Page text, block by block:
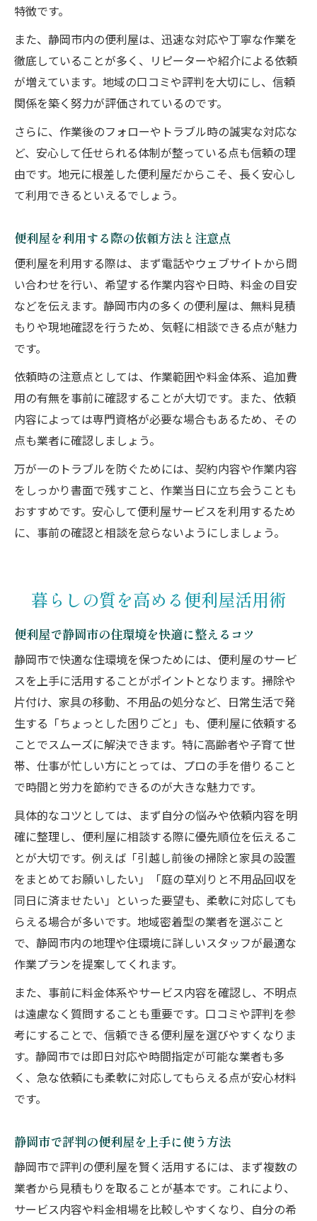
特徴です。
また、静岡市内の便利屋は、迅速な対応や丁寧な作業を
徹底していることが多く、リピーターや紹介による依頼
が増えています。地域の口コミや評判を大切にし、信頼
関係を築く努力が評価されているのです。
さらに、作業後のフォローやトラブル時の誠実な対応な
ど、安心して任せられる体制が整っている点も信頼の理
由です。地元に根差した便利屋だからこそ、長く安心し
て利用できるといえるでしょう。
便利屋を利用する際の依頼方法と注意点
便利屋を利用する際は、まず電話やウェブサイトから問
い合わせを行い、希望する作業内容や日時、料金の目安
などを伝えます。静岡市内の多くの便利屋は、無料見積
もりや現地確認を行うため、気軽に相談できる点が魅力
です。
依頼時の注意点としては、作業範囲や料金体系、追加費
用の有無を事前に確認することが大切です。また、依頼
内容によっては専門資格が必要な場合もあるため、その
点も業者に確認しましょう。
万が一のトラブルを防ぐためには、契約内容や作業内容
をしっかり書面で残すこと、作業当日に立ち会うことも
おすすめです。安心して便利屋サービスを利用するため
に、事前の確認と相談を怠らないようにしましょう。
暮らしの質を高める便利屋活用術
便利屋で静岡市の住環境を快適に整えるコツ
静岡市で快適な住環境を保つためには、便利屋のサービ
スを上手に活用することがポイントとなります。掃除や
片付け、家具の移動、不用品の処分など、日常生活で発
生する「ちょっとした困りごと」も、便利屋に依頼する
ことでスムーズに解決できます。特に高齢者や子育て世
帯、仕事が忙しい方にとっては、プロの手を借りること
で時間と労力を節約できるのが大きな魅力です。
具体的なコツとしては、まず自分の悩みや依頼内容を明
確に整理し、便利屋に相談する際に優先順位を伝えるこ
とが大切です。例えば「引越し前後の掃除と家具の設置
をまとめてお願いしたい」「庭の草刈りと不用品回収を
同日に済ませたい」といった要望も、柔軟に対応しても
らえる場合が多いです。地域密着型の業者を選ぶこと
で、静岡市内の地理や住環境に詳しいスタッフが最適な
作業プランを提案してくれます。
また、事前に料金体系やサービス内容を確認し、不明点
は遠慮なく質問することも重要です。口コミや評判を参
考にすることで、信頼できる便利屋を選びやすくなりま
す。静岡市では即日対応や時間指定が可能な業者も多
く、急な依頼にも柔軟に対応してもらえる点が安心材料
です。
静岡市で評判の便利屋を上手に使う方法
静岡市で評判の便利屋を賢く活用するには、まず複数の
業者から見積もりを取ることが基本です。これにより、
サービス内容や料金相場を比較しやすくなり、自分の希